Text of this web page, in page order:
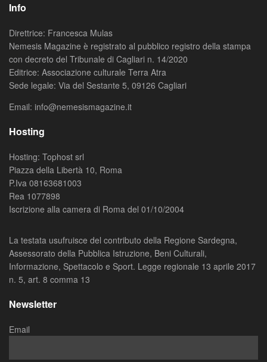
Info
Direttrice: Francesca Mulas
Nemesis Magazine è registrato al pubblico registro della stampa
con decreto del Tribunale di Cagliari n. 14/2020
Editrice: Associazione culturale Terra Atra
Sede legale: Via del Sestante 5, 09126 Cagliari
Email: info@nemesismagazine.it
Hosting
Hosting: Tophost srl
Piazza della Libertà 10, Roma
P.Iva 08163681003
Rea 1077898
Iscrizione alla camera di Roma del 01/10/2004
La testata usufruisce del contributo della Regione Sardegna,
Assessorato della Pubblica Istruzione, Beni Culturali,
Informazione, Spettacolo e Sport. Legge regionale 13 aprile 2017
n. 5, art. 8 comma 13
Newsletter
Email